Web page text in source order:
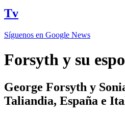
Tv
Síguenos en Google News
Forsyth y su
George Forsyth y
Taliandia, España e